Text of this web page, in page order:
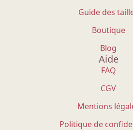
Guide des
Boutique
Blog
Aide
FAQ
CGV
Mentions
Politique de